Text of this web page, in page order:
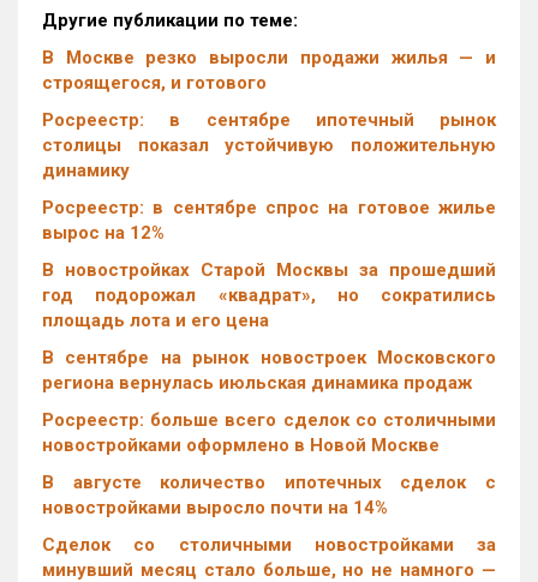
Другие публикации по теме:
В Москве резко выросли продажи жилья — и
строящегося, и готового
Росреестр: в сентябре ипотечный рынок
столицы показал устойчивую положительную
динамику
Росреестр: в сентябре спрос на готовое жилье
вырос на 12%
В новостройках Старой Москвы за прошедший
год подорожал «квадрат», но сократились
площадь лота и его цена
В сентябре на рынок новостроек Московского
региона вернулась июльская динамика продаж
Росреестр: больше всего сделок со столичными
новостройками оформлено в Новой Москве
В августе количество ипотечных сделок с
новостройками выросло почти на 14%
Cделок со столичными новостройками за
минувший месяц стало больше, но не намного —